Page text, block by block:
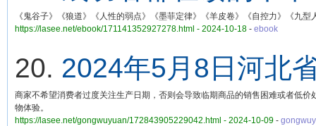
《鬼谷子》《狼道》《人性的弱点》《墨菲定律》《羊皮卷》《自控力》《九
https://lasee.net/ebook/171141352927278.html - 2024-10-18 - ebook
20. 2024年5月8日河北
商家不希望消费者过度关注生产日期，否则会导致临期商品的销售困难或者低
物体验。
https://lasee.net/gongwuyuan/172843905229042.html - 2024-10-09 -